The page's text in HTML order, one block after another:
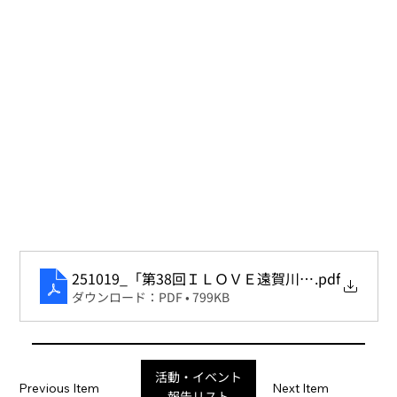
251019_「第38回ＩＬＯＶＥ遠賀川」_第一環境株
.pdf
ダウンロード：PDF • 799KB
Previous Item Next Item
活動・イベント